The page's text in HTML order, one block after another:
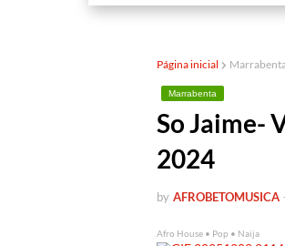
Página inicial
Marrabenta
So Jaime-
2024
by AFROBETOMUSICA
Afro House • Pop • Naija